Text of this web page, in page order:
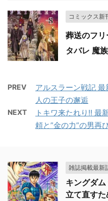
コミックス新
葬送のフ
タバレ 魔
PREV
アルスラーン戦記
人の王子の邂逅
NEXT
トキワ来たれり!! 最
頼と”金の力”の男再
雑誌掲載最新
キングダ
立て直すた